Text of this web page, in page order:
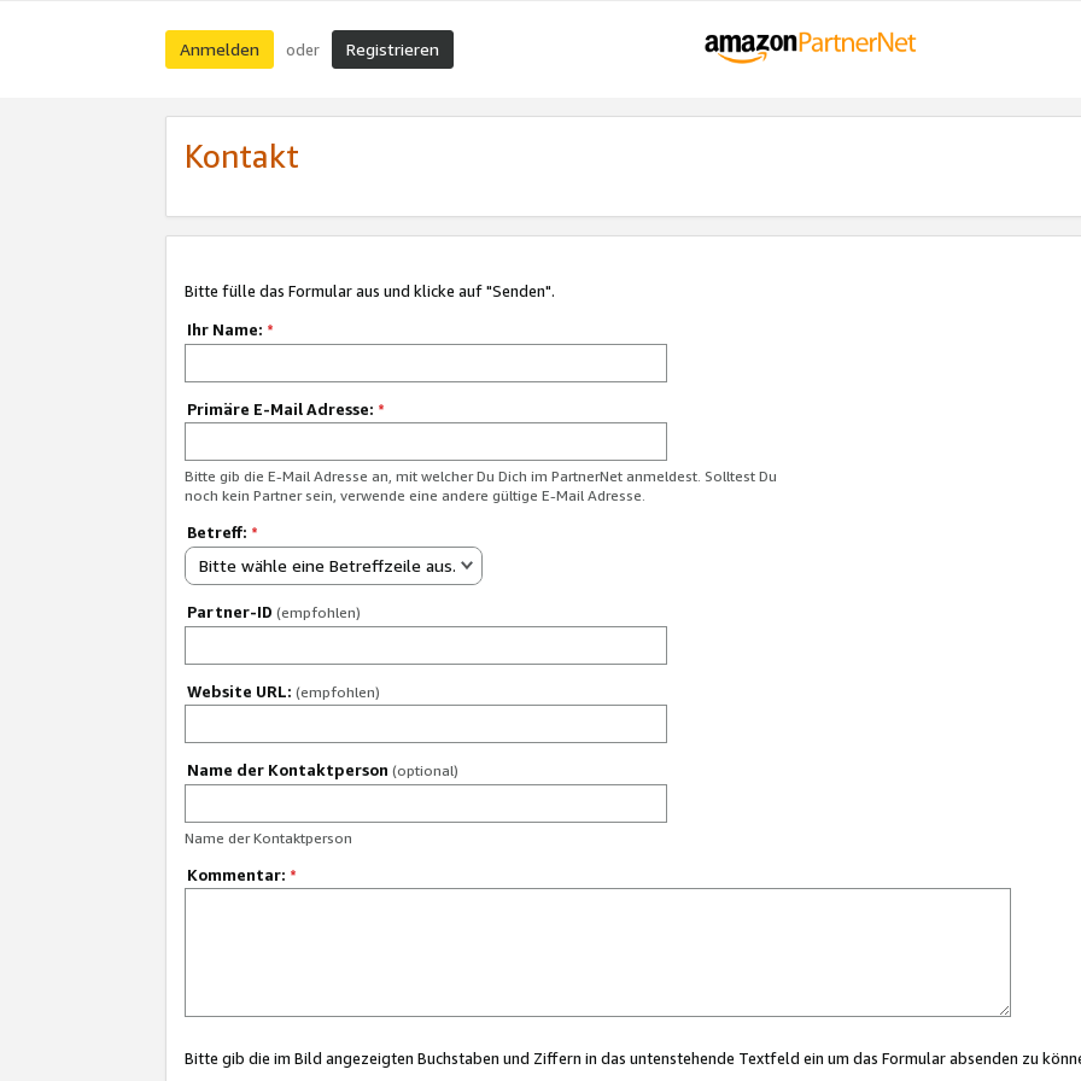
Anmelden oder Registrieren
Kontakt
Bitte fülle das Formular aus und klicke auf "Senden".
Ihr Name: *
Primäre E-Mail Adresse: *
Bitte gib die E-Mail Adresse an, mit welcher Du Dich im PartnerNet anmeldest. Solltest Du
noch kein Partner sein, verwende eine andere gültige E-Mail Adresse.
Betreff: *
Bitte wähle eine Betreffzeile aus.
Partner-ID (empfohlen)
Website URL: (empfohlen)
Name der Kontaktperson (optional)
Name der Kontaktperson
Kommentar: *
Bitte gib die im Bild angezeigten Buchstaben und Ziffern in das untenstehende Textfeld ein um das Formular absenden zu